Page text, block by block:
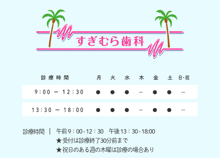
診療時間
午前 9：00 - 12：30 午後 13：30 - 18:00
★ 受付は診療終了30分前まで
★ 祝日のある週の木曜は診療の場合あり